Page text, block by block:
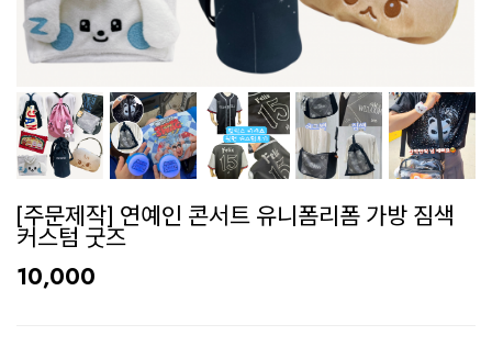
[주문제작] 연예인 콘서트 유니폼리폼 가방 짐색
커스텀 굿즈
10,000